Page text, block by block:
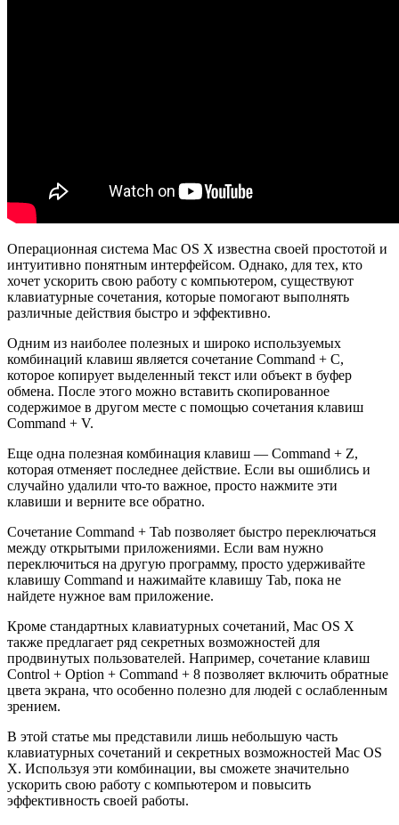
Операционная система Mac OS X известна своей простотой и
интуитивно понятным интерфейсом. Однако, для тех, кто
хочет ускорить свою работу с компьютером, существуют
клавиатурные сочетания, которые помогают выполнять
различные действия быстро и эффективно.
Одним из наиболее полезных и широко используемых
комбинаций клавиш является сочетание Command + C,
которое копирует выделенный текст или объект в буфер
обмена. После этого можно вставить скопированное
содержимое в другом месте с помощью сочетания клавиш
Command + V.
Еще одна полезная комбинация клавиш — Command + Z,
которая отменяет последнее действие. Если вы ошиблись и
случайно удалили что-то важное, просто нажмите эти
клавиши и верните все обратно.
Сочетание Command + Tab позволяет быстро переключаться
между открытыми приложениями. Если вам нужно
переключиться на другую программу, просто удерживайте
клавишу Command и нажимайте клавишу Tab, пока не
найдете нужное вам приложение.
Кроме стандартных клавиатурных сочетаний, Mac OS X
также предлагает ряд секретных возможностей для
продвинутых пользователей. Например, сочетание клавиш
Control + Option + Command + 8 позволяет включить обратные
цвета экрана, что особенно полезно для людей с ослабленным
зрением.
В этой статье мы представили лишь небольшую часть
клавиатурных сочетаний и секретных возможностей Mac OS
X. Используя эти комбинации, вы сможете значительно
ускорить свою работу с компьютером и повысить
эффективность своей работы.